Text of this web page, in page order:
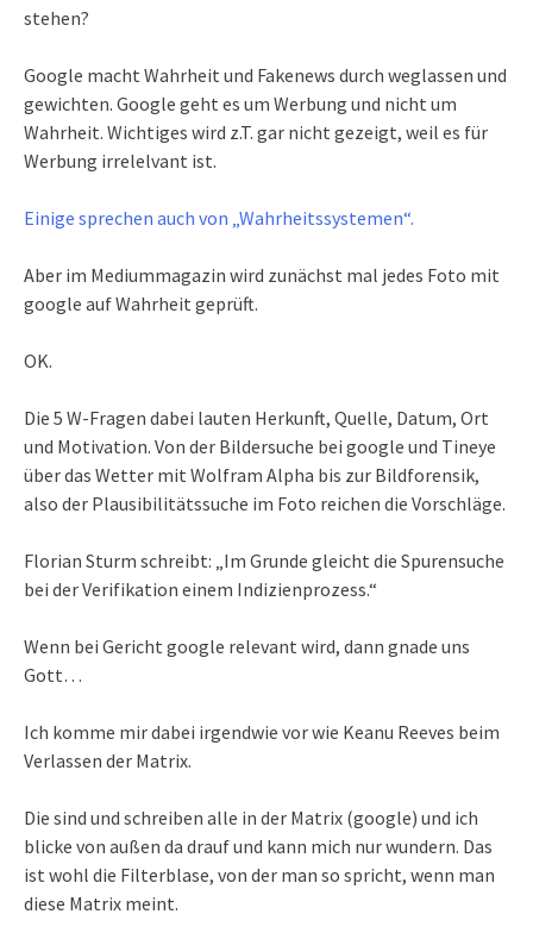
stehen?
Google macht Wahrheit und Fakenews durch weglassen und
gewichten. Google geht es um Werbung und nicht um
Wahrheit. Wichtiges wird z.T. gar nicht gezeigt, weil es für
Werbung irrelelvant ist.
Einige sprechen auch von „Wahrheitssystemen“.
Aber im Mediummagazin wird zunächst mal jedes Foto mit
google auf Wahrheit geprüft.
OK.
Die 5 W-Fragen dabei lauten Herkunft, Quelle, Datum, Ort
und Motivation. Von der Bildersuche bei google und Tineye
über das Wetter mit Wolfram Alpha bis zur Bildforensik,
also der Plausibilitätssuche im Foto reichen die Vorschläge.
Florian Sturm schreibt: „Im Grunde gleicht die Spurensuche
bei der Verifikation einem Indizienprozess.“
Wenn bei Gericht google relevant wird, dann gnade uns
Gott…
Ich komme mir dabei irgendwie vor wie Keanu Reeves beim
Verlassen der Matrix.
Die sind und schreiben alle in der Matrix (google) und ich
blicke von außen da drauf und kann mich nur wundern. Das
ist wohl die Filterblase, von der man so spricht, wenn man
diese Matrix meint.